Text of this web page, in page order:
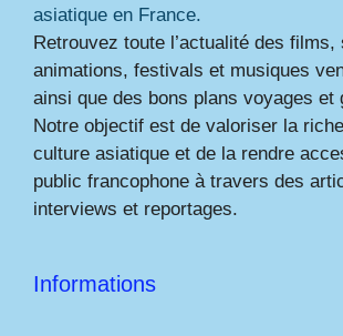
asiatique en France.
Retrouvez toute l’actualité des films,
animations, festivals et musiques
ainsi que des bons plans voyages et
Notre objectif est de valoriser la
culture asiatique et de la rendre
public francophone à travers des
interviews et reportages.
Informations